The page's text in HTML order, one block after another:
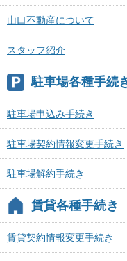
山口不動産について
スタッフ紹介
駐車場各種手続
駐車場申込み手続き
駐車場契約情報変更手続き
駐車場解約手続き
賃貸各種手続き
賃貸契約情報変更手続き